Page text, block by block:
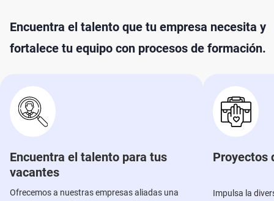
Encuentra el talento que tu empresa necesita y
fortalece tu equipo con procesos de formación.
Encuentra el talento para tus
vacantes
Ofrecemos a nuestras empresas aliadas una
Proyectos
Impulsa la